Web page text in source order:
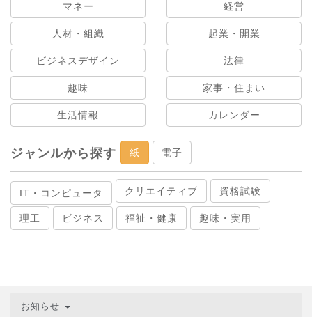
マネー 経営
人材・組織 起業・開業
ビジネスデザイン 法律
趣味 家事・住まい
生活情報 カレンダー
ジャンルから探す 紙 電子
IT・コンピュータ クリエイティブ 資格試験
理工 ビジネス 福祉・健康 趣味・実用
お知らせ